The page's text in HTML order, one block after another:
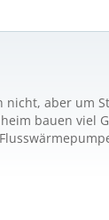
nicht, aber um
bauen viel